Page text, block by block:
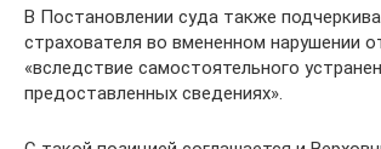
В Постановлении суда также
страхователя во вмененном нарушении
«вследствие самостоятельного
предоставленных сведениях».